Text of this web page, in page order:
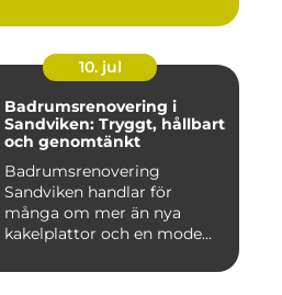
10. jul
Badrumsrenovering i
Sandviken: Tryggt, hållbart
och genomtänkt
Badrumsrenovering
Sandviken handlar för
många om mer än nya
kakelplattor och en mode...